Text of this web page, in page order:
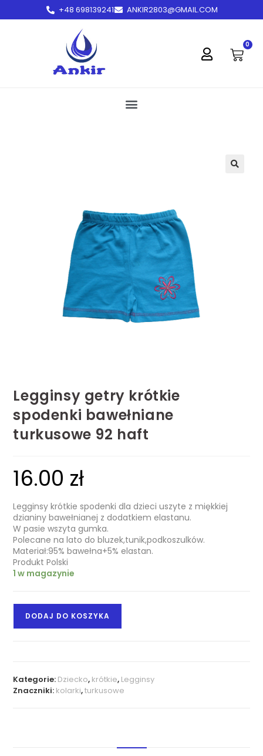
+48 698139241 ANKIR2803@GMAIL.COM
0
Legginsy getry krótkie
spodenki bawełniane
turkusowe 92 haft
16.00 zł
Legginsy krótkie spodenki dla dzieci uszyte z miękkiej
dzianiny bawełnianej z dodatkiem elastanu.
W pasie wszyta gumka.
Polecane na lato do bluzek,tunik,podkoszulków.
Materiał:95% bawełna+5% elastan.
Produkt Polski
1 w magazynie
DODAJ DO KOSZYKA
Kategorie: Dziecko, krótkie, Legginsy
Znaczniki: kolarki,turkusowe